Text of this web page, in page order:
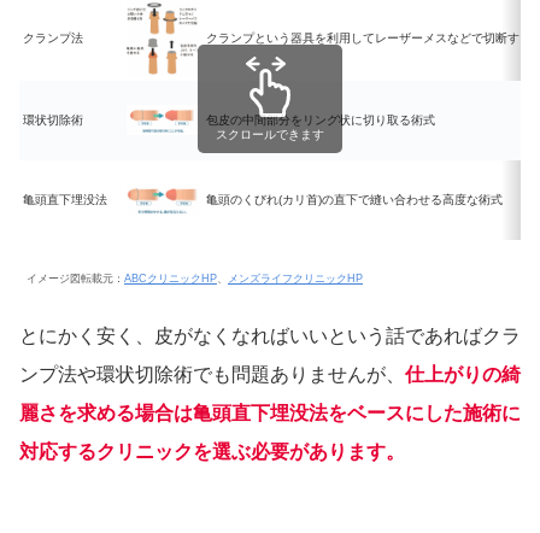
クランプ法 クランプという器具を利用してレーザーメスなどで切断する
環状切除術 包皮の中間部分をリング状に切り取る術式
亀頭直下埋没法 亀頭のくびれ(カリ首)の直下で縫い合わせる高度な術式
スクロールできます
イメージ図転載元： ABCクリニックHP、 メンズライフクリニックHP
とにかく安く、皮がなくなればいいという話であればクラ
ンプ法や環状切除術でも問題ありませんが、 仕上がりの綺
麗さを求める場合は亀頭直下埋没法をベースにした施術に
対応するクリニックを選ぶ必要があります。